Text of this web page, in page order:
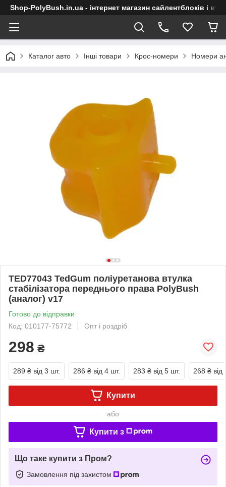
Shop-PolyBush.in.ua - інтернет магазин сайлентблоків і
Каталог авто Інші товари Крос-номери Номери
TED77043 TedGum поліуретанова втулка
стабілізатора переднього права PolyBush
(аналог) v17
Готово до відправки
Код: 010177-75772
Опт і роздріб
298 ₴
289 ₴ від 3 шт. 286 ₴ від 4 шт. 283 ₴ від 5 шт. 268 ₴ від
Купити
або
Купити з
Що таке купити з Пром?
Замовлення під захистом